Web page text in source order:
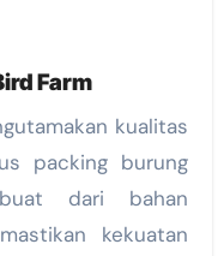
Farm
kualitas
packing burung
dari bahan
kekuatan